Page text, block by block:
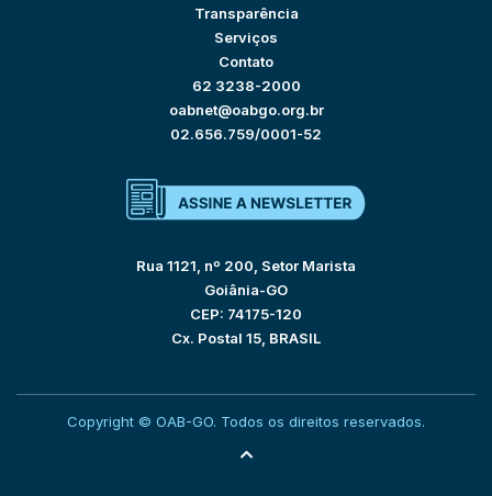
Transparência
Serviços
Contato
62 3238-2000
oabnet@oabgo.org.br
02.656.759/0001-52
Rua 1121, nº 200, Setor Marista
Goiânia-GO
CEP: 74175-120
Cx. Postal 15, BRASIL
Copyright © OAB-GO. Todos os direitos reservados.